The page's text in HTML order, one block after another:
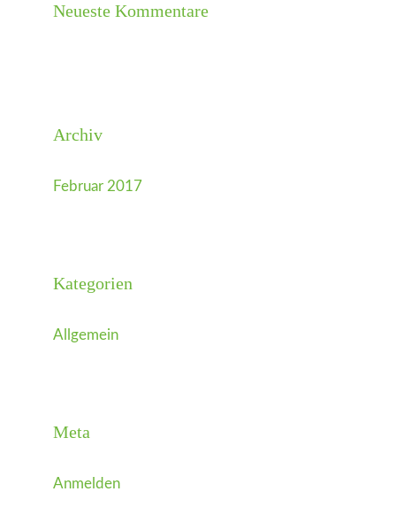
Neueste Kommentare
Archiv
Februar 2017
Kategorien
Allgemein
Meta
Anmelden